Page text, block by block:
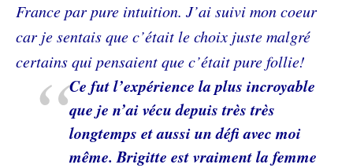
France par pure intuition. J’ai suivi mon coeur
car je sentais que c’était le choix juste malgré
certains qui pensaient que c’était pure follie!
Ce fut l’expérience la plus incroyable
que je n’ai vécu depuis très très
longtemps et aussi un défi avec moi
même. Brigitte est vraiment la femme